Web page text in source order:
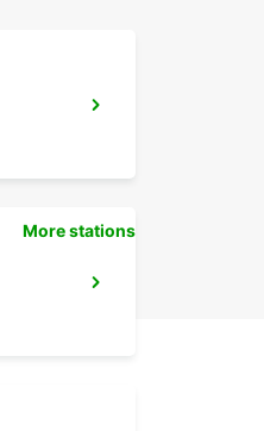
More stations